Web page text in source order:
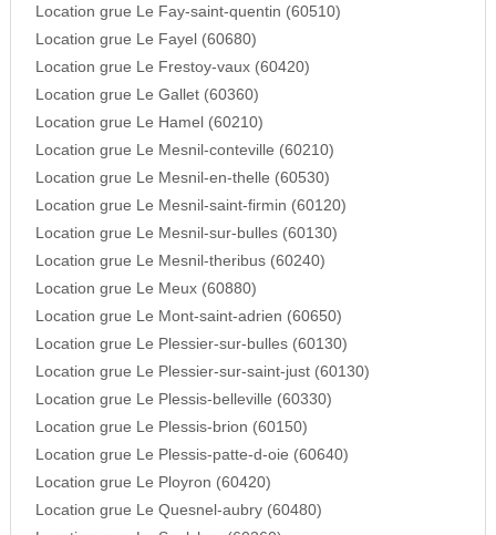
Location grue Le Fay-saint-quentin (60510)
Location grue Le Fayel (60680)
Location grue Le Frestoy-vaux (60420)
Location grue Le Gallet (60360)
Location grue Le Hamel (60210)
Location grue Le Mesnil-conteville (60210)
Location grue Le Mesnil-en-thelle (60530)
Location grue Le Mesnil-saint-firmin (60120)
Location grue Le Mesnil-sur-bulles (60130)
Location grue Le Mesnil-theribus (60240)
Location grue Le Meux (60880)
Location grue Le Mont-saint-adrien (60650)
Location grue Le Plessier-sur-bulles (60130)
Location grue Le Plessier-sur-saint-just (60130)
Location grue Le Plessis-belleville (60330)
Location grue Le Plessis-brion (60150)
Location grue Le Plessis-patte-d-oie (60640)
Location grue Le Ployron (60420)
Location grue Le Quesnel-aubry (60480)